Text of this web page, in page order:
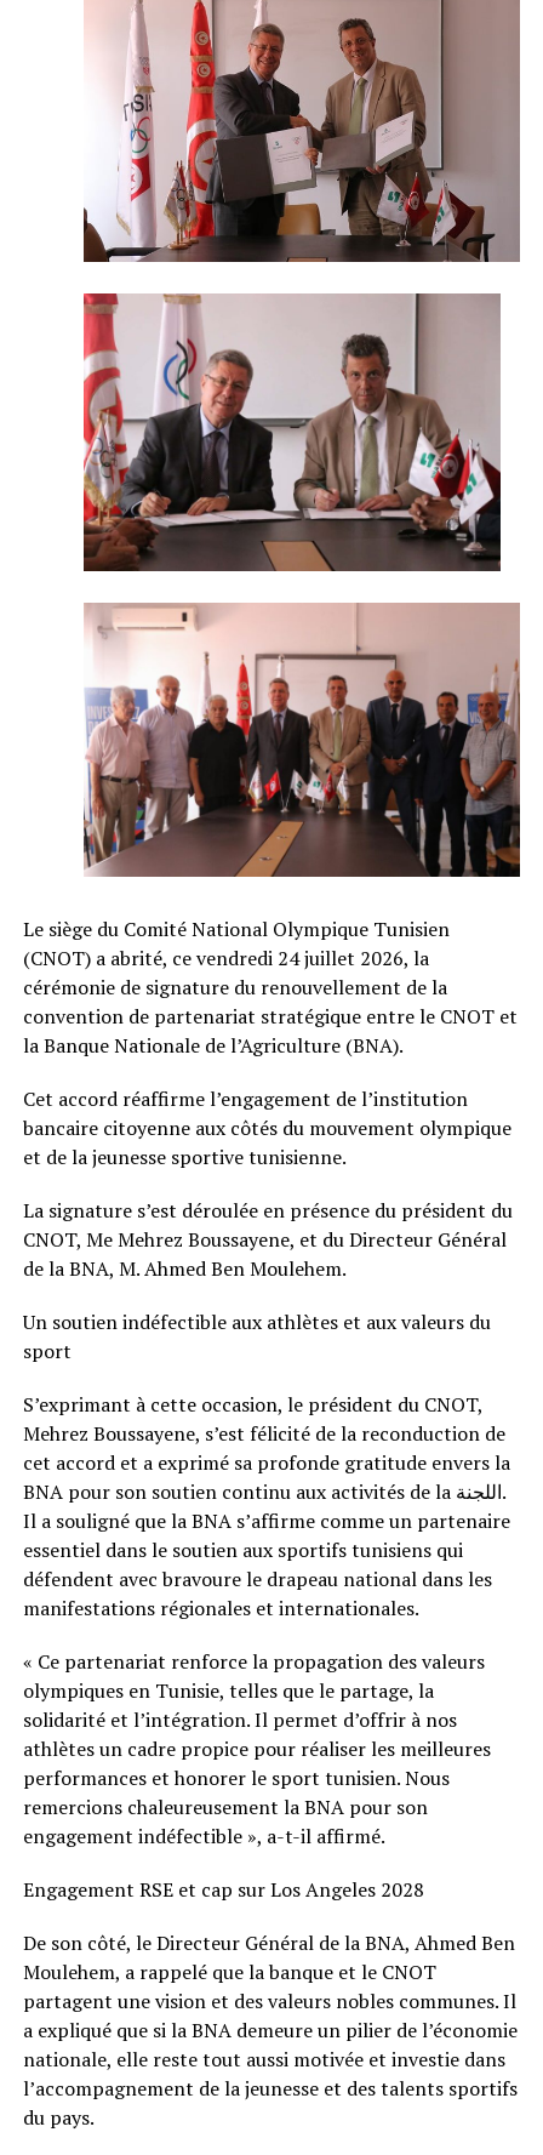
Le siège du Comité National Olympique Tunisien
(CNOT) a abrité, ce vendredi 24 juillet 2026, la
cérémonie de signature du renouvellement de la
convention de partenariat stratégique entre le CNOT et
la Banque Nationale de l’Agriculture (BNA).
Cet accord réaffirme l’engagement de l’institution
bancaire citoyenne aux côtés du mouvement olympique
et de la jeunesse sportive tunisienne.
La signature s’est déroulée en présence du président du
CNOT, Me Mehrez Boussayene, et du Directeur Général
de la BNA, M. Ahmed Ben Moulehem.
Un soutien indéfectible aux athlètes et aux valeurs du
sport
S’exprimant à cette occasion, le président du CNOT,
Mehrez Boussayene, s’est félicité de la reconduction de
cet accord et a exprimé sa profonde gratitude envers la
BNA pour son soutien continu aux activités de la اللجنة.
Il a souligné que la BNA s’affirme comme un partenaire
essentiel dans le soutien aux sportifs tunisiens qui
défendent avec bravoure le drapeau national dans les
manifestations régionales et internationales.
« Ce partenariat renforce la propagation des valeurs
olympiques en Tunisie, telles que le partage, la
solidarité et l’intégration. Il permet d’offrir à nos
athlètes un cadre propice pour réaliser les meilleures
performances et honorer le sport tunisien. Nous
remercions chaleureusement la BNA pour son
engagement indéfectible », a-t-il affirmé.
Engagement RSE et cap sur Los Angeles 2028
De son côté, le Directeur Général de la BNA, Ahmed Ben
Moulehem, a rappelé que la banque et le CNOT
partagent une vision et des valeurs nobles communes. Il
a expliqué que si la BNA demeure un pilier de l’économie
nationale, elle reste tout aussi motivée et investie dans
l’accompagnement de la jeunesse et des talents sportifs
du pays.